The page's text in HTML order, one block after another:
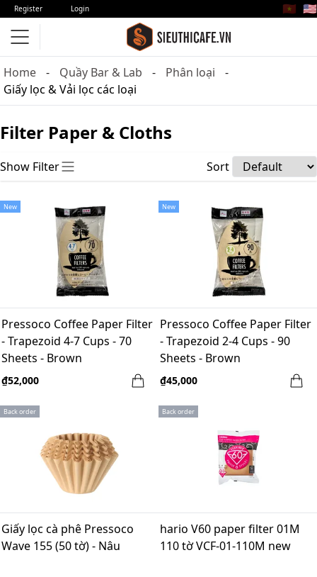
Register Login 🇻🇳 🇺🇸
Home Quầy Bar & Lab
Phân loại
Giấy lọc & Vải lọc các loại
Filter Paper & Cloths
Show Filter Sort
New
Pressoco Coffee Paper Filter
- Trapezoid 4-7 Cups - 70
Sheets - Brown
₫52,000
New
Pressoco Coffee Paper Filter
- Trapezoid 2-4 Cups - 90
Sheets - Brown
₫45,000
Back order
Giấy lọc cà phê Pressoco
Wave 155 (50 tờ) - Nâu
Back order
hario V60 paper filter 01M
110 tờ VCF-01-110M new